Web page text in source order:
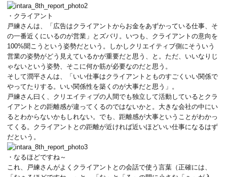
・クライアント
戸練さんは、
「広告はクライアントからお金をあずかっている仕事、そ
の一番近くにいるのが営業」 とズバリ。いつも、 クライアントの意向を
100%聞こうという姿勢だという。しかしクリエイティブ側にそういう
営業の姿勢がどう見えているかが重要だと思う、と。ただ、いいなりじ
ゃないという姿勢、そこに何か筋が必要なのだと思う。
そして潤平さんは、「 いい仕事はクライアントとものすごくいい関係で
やってたりする。いい関係性を築くのが大事だと思う 」。
戸練さん曰く、クリエイティブの人間でも独立して活動しているとクラ
イアントとの距離感が違ってくるのではないかと。大きな会社の中にい
るとわからないかもしれない。でも、 距離感が大事ということがわかっ
てくる。クライアントとの距離が近ければ近いほどいい仕事になるはず
だという。
・なるほどですね～
これ、戸練さんがよくクライアントとの会話で使う言葉（正確には、